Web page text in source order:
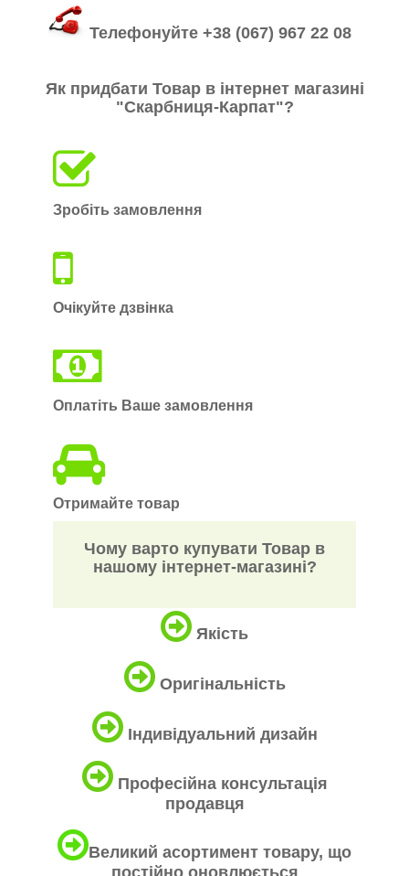
Телефонуйте +38 (067) 967 22 08
Як придбати Товар в інтернет магазині
"Скарбниця-Карпат"?
Зробіть замовлення
Очікуйте дзвінка
Оплатіть Ваше замовлення
Отримайте товар
Чому варто купувати Товар в
нашому інтернет-магазині?
Якість
Оригінальність
Індивідуальний дизайн
Професійна консультація
продавця
Великий асортимент товару, що
постійно оновлюється